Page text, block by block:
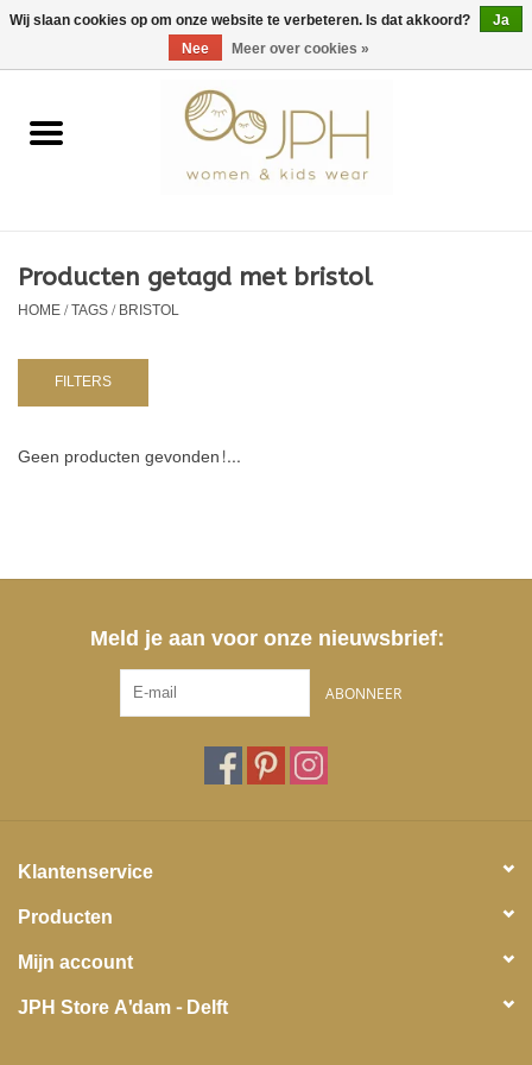
EUR/GBP/USD 0 Artikelen - €0,00
Home
Kids
NURSERY / TABLEWARE
Producten getagd met bristol
HOME/TAGS/BRISTOL
FILTERS
Geen producten gevonden!...
Meld je aan voor onze nieuwsbrief:
ABONNEER
Klantenservice
Producten
Mijn account
JPH Store A'dam - Delft
Wij slaan cookies op om onze website te verbeteren. Is dat akkoord?
Ja
Nee
Meer over cookies »